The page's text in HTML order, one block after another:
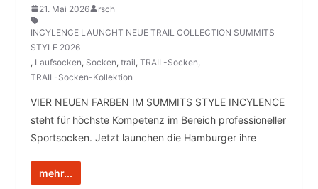
21. Mai 2026 rsch
INCYLENCE LAUNCHT NEUE TRAIL COLLECTION SUMMITS
STYLE 2026
, Laufsocken, Socken, trail, TRAIL-Socken,
TRAIL-Socken-Kollektion
VIER NEUEN FARBEN IM SUMMITS STYLE INCYLENCE
steht für höchste Kompetenz im Bereich professioneller
Sportsocken. Jetzt launchen die Hamburger ihre
mehr...